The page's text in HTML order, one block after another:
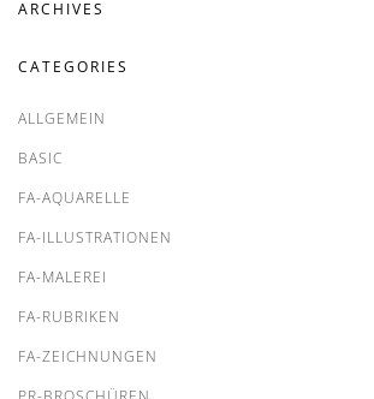
ARCHIVES
CATEGORIES
ALLGEMEIN
BASIC
FA-AQUARELLE
FA-ILLUSTRATIONEN
FA-MALEREI
FA-RUBRIKEN
FA-ZEICHNUNGEN